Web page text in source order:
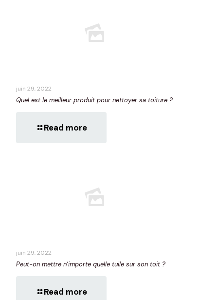
juin 29, 2022
Quel est le meilleur produit pour nettoyer sa toiture ?
Read more
juin 29, 2022
Peut-on mettre n’importe quelle tuile sur son toit ?
Read more